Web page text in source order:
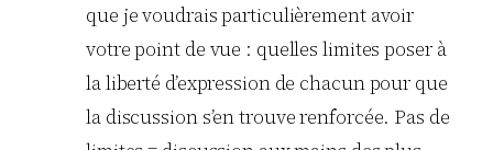
que je voudrais particulièrement avoir
votre point de vue : quelles limites poser à
la liberté d’expression de chacun pour que
la discussion s’en trouve renforcée. Pas de